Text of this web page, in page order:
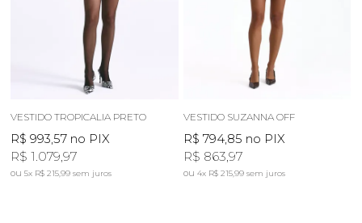
VESTIDO TROPICALIA PRETO
R$ 993,57 no PIX
R$ 1.079,97
5x R$ 215,99sem juros
VESTIDO SUZANNA OFF
R$ 794,85 no PIX
R$ 863,97
4x R$ 215,99 sem juros